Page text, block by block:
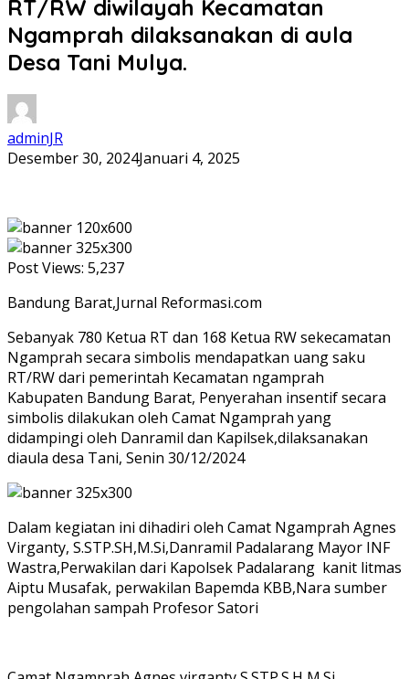
RT/RW diwilayah Kecamatan
Ngamprah dilaksanakan di aula
Desa Tani Mulya.
adminJR
Desember 30, 2024Januari 4, 2025
Post Views: 5,237
Bandung Barat,Jurnal Reformasi.com
Sebanyak 780 Ketua RT dan 168 Ketua RW sekecamatan
Ngamprah secara simbolis mendapatkan uang saku
RT/RW dari pemerintah Kecamatan ngamprah
Kabupaten Bandung Barat, Penyerahan insentif secara
simbolis dilakukan oleh Camat Ngamprah yang
didampingi oleh Danramil dan Kapilsek,dilaksanakan
diaula desa Tani, Senin 30/12/2024
Dalam kegiatan ini dihadiri oleh Camat Ngamprah Agnes
Virganty, S.STP.SH,M.Si,Danramil Padalarang Mayor INF
Wastra,Perwakilan dari Kapolsek Padalarang kanit litmas
Aiptu Musafak, perwakilan Bapemda KBB,Nara sumber
pengolahan sampah Profesor Satori